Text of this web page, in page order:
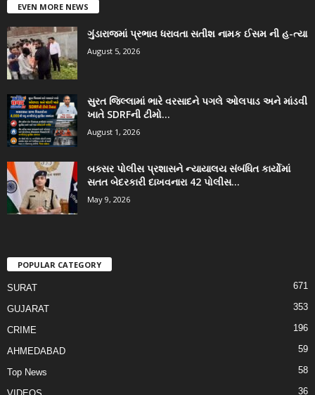
EVEN MORE NEWS
ગુંડારાજમાં પ્રભાવ ધરાવતા સતીશ નામક ઈસમ ની હ-ત્યા
August 5, 2026
સુરત જિલ્લામાં ભારે વરસાદને પગલે ઓલપાડ અને માંડવી
ખાતે SDRFની ટીમો...
August 1, 2026
બક્સર પોલીસ પ્રશાસને ન્યાયાલય સંબંધિત કાર્યોમાં
સતત બેદરકારી દાખવનારા 42 પોલીસ...
May 9, 2026
POPULAR CATEGORY
SURAT 671
GUJARAT 353
CRIME 196
AHMEDABAD 59
Top News 58
36